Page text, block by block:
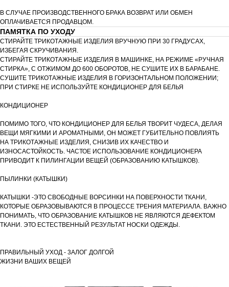
В СЛУЧАЕ ПРОИЗВОДСТВЕННОГО БРАКА ВОЗВРАТ ИЛИ ОБМЕН
ОПЛАЧИВАЕТСЯ ПРОДАВЦОМ.
ПАМЯТКА ПО УХОДУ
СТИРАЙТЕ ТРИКОТАЖНЫЕ ИЗДЕЛИЯ ВРУЧНУЮ ПРИ 30 ГРАДУСАХ,
ИЗБЕГАЯ СКРУЧИВАНИЯ.
СТИРАЙТЕ ТРИКОТАЖНЫЕ ИЗДЕЛИЯ В МАШИНКЕ, НА РЕЖИМЕ «РУЧНАЯ
СТИРКА», С ОТЖИМОМ ДО 600 ОБОРОТОВ, НЕ СУШИТЕ ИХ В БАРАБАНЕ.
СУШИТЕ ТРИКОТАЖНЫЕ ИЗДЕЛИЯ В ГОРИЗОНТАЛЬНОМ ПОЛОЖЕНИИ;
ПРИ СТИРКЕ НЕ ИСПОЛЬЗУЙТЕ КОНДИЦИОНЕР ДЛЯ БЕЛЬЯ
КОНДИЦИОНЕР
ПОМИМО ТОГО, ЧТО КОНДИЦИОНЕР ДЛЯ БЕЛЬЯ ТВОРИТ ЧУДЕСА, ДЕЛАЯ
ВЕЩИ МЯГКИМИ И АРОМАТНЫМИ, ОН МОЖЕТ ГУБИТЕЛЬНО ПОВЛИЯТЬ
НА ТРИКОТАЖНЫЕ ИЗДЕЛИЯ, СНИЗИВ ИХ КАЧЕСТВО И
ИЗНОСАСТОЙКОСТЬ. ЧАСТОЕ ИСПОЛЬЗОВАНИЕ КОНДИЦИОНЕРА
ПРИВОДИТ К ПИЛИНГАЦИИ ВЕЩЕЙ (ОБРАЗОВАНИЮ КАТЫШКОВ).
ПЫЛИНКИ (КАТЫШКИ)
КАТЫШКИ -ЭТО СВОБОДНЫЕ ВОРСИНКИ НА ПОВЕРХНОСТИ ТКАНИ,
КОТОРЫЕ ОБРАЗОВЫВАЮТСЯ В ПРОЦЕССЕ ТРЕНИЯ МАТЕРИАЛА. ВАЖНО
ПОНИМАТЬ, ЧТО ОБРАЗОВАНИЕ КАТЫШКОВ НЕ ЯВЛЯЮТСЯ ДЕФЕКТОМ
ТКАНИ. ЭТО ЕСТЕСТВЕННЫЙ РЕЗУЛЬТАТ НОСКИ ОДЕЖДЫ.
ПРАВИЛЬНЫЙ УХОД - 3АЛОГ ДОЛГОЙ
ЖИЗНИ ВАШИХ ВЕЩЕЙ